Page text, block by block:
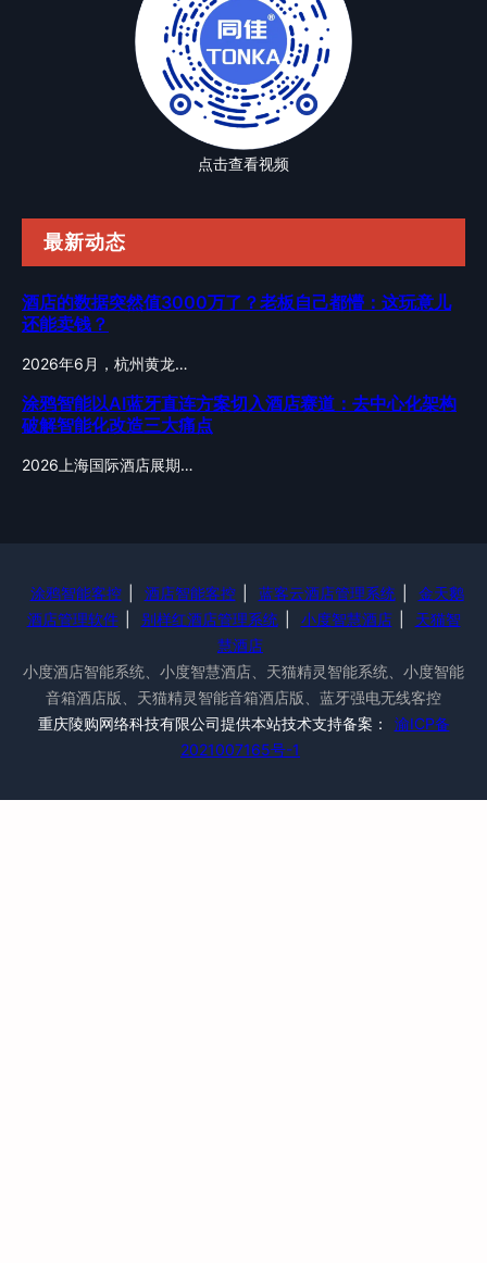
点击查看视频
最新动态
酒店的数据突然值3000万了？老板自己都懵：这玩意儿
还能卖钱？
2026年6月，杭州黄龙…
涂鸦智能以AI蓝牙直连方案切入酒店赛道：去中心化架构
破解智能化改造三大痛点
2026上海国际酒店展期…
涂鸦智能客控 酒店智能客控 蓝客云酒店管理系统
金天鹅
酒店管理软件
别样红酒店管理系统 小度智慧酒店
天猫智
慧酒店
小度酒店智能系统、小度智慧酒店、天猫精灵智能系统、小度智能
音箱酒店版、天猫精灵智能音箱酒店版、蓝牙强电无线客控
重庆陵购网络科技有限公司提供本站技术支持备案：
渝ICP备
2021007165号-1